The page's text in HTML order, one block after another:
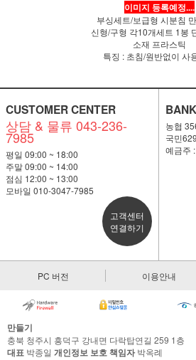
이미지 등록예정....
부싱세트/보급형 시분침
신형/구형 각10개세트 1봉
소재 프라스틱
특징 : 초침/원반없이 사
CUSTOMER CENTER
상담 & 물류 043-236-
7985
평일 09:00 ~ 18:00
주말 09:00 ~ 14:00
점심 12:00 ~ 13:00
모바일 010-3047-7985
고객센터
연결하기
농협
국민
예금주
PC 버전 이용안내
만들기
충북 청주시 흥덕구 강내면 다락탑연길 259 1층
대표 박종일 개인정보 보호 책임자박옥례